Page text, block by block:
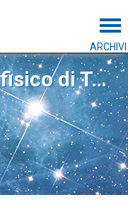
ARCHIVI
Osservatorio astrofisico di Torino